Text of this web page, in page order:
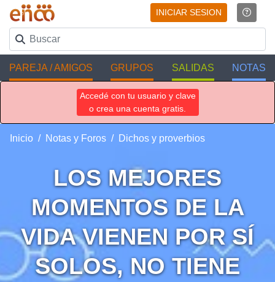
INICIAR SESION
PAREJA / AMIGOS GRUPOS SALIDAS NOTAS
Accedé con tu usuario y clave
o crea una cuenta gratis.
Inicio Notas y Foros Dichos y proverbios
LOS MEJORES
MOMENTOS DE LA
VIDA VIENEN POR SÍ
SOLOS, NO TIENE